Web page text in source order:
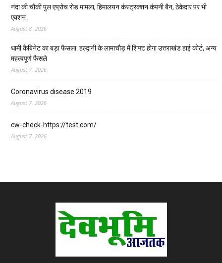
नंदा की चौकी पुल एप्रोच रोड मामला, हिमालयन कंस्ट्रक्शन कंपनी बैन, ठेकेदार पर भी
एक्शन
August 8, 2026
धामी कैबिनेट का बड़ा फैसला: हल्द्वानी के लामाचौड़ में शिफ्ट होगा उत्तराखंड हाई कोर्ट, अन्य
महत्वपूर्ण फैसले
August 7, 2026
Coronavirus disease 2019
August 7, 2026
cw-check-https://test.com/
August 7, 2026